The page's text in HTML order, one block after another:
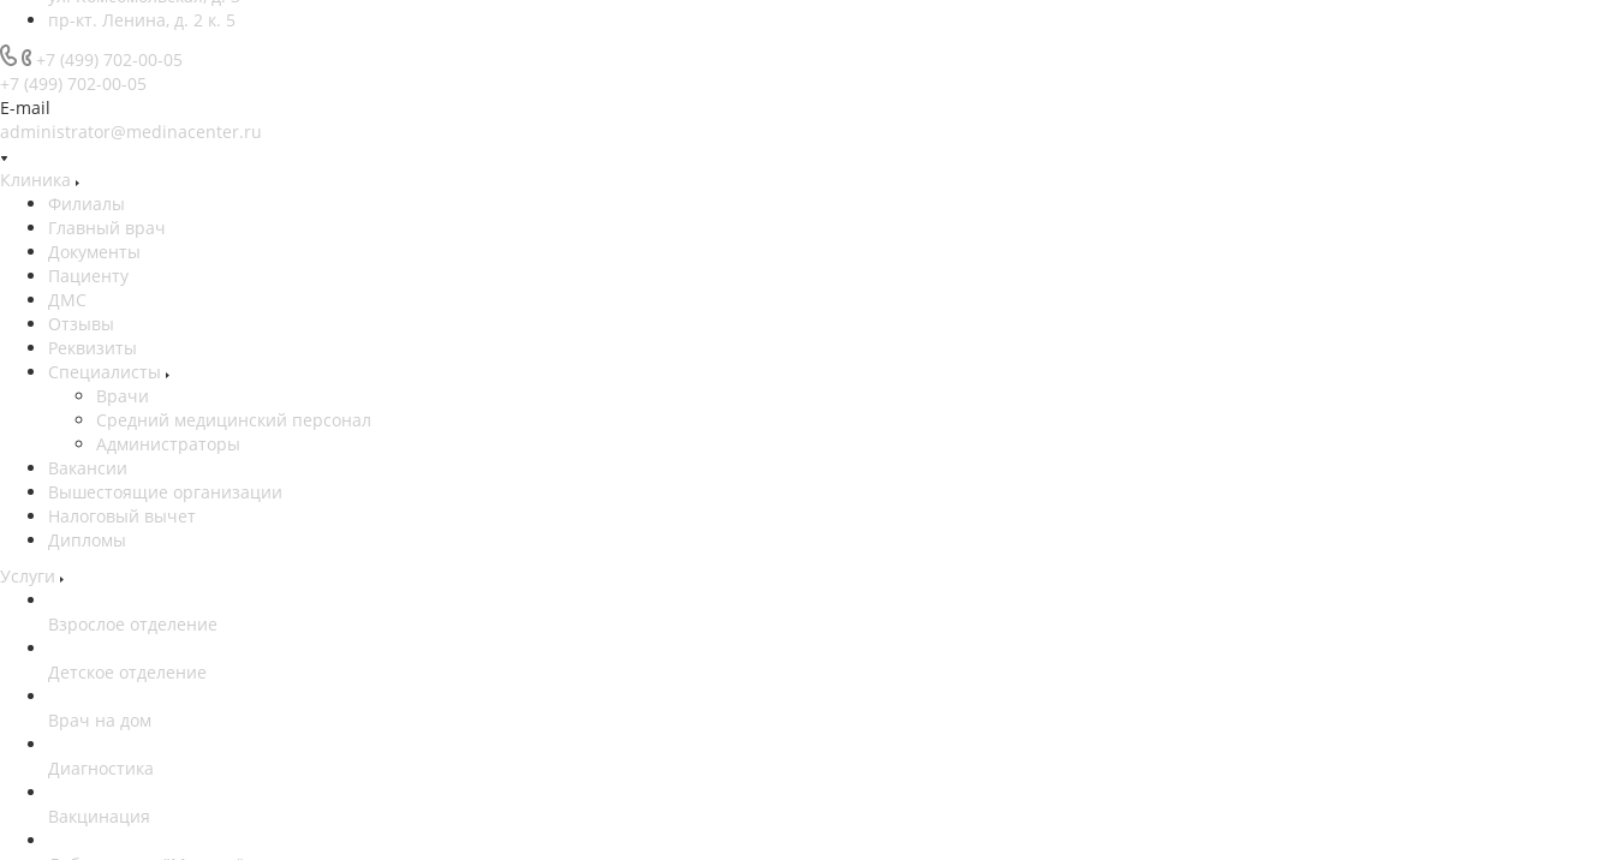
пр-кт. Ленина, д. 2 к. 5
+7 (499) 702-00-05
+7 (499) 702-00-05
E-mail
administrator@medinacenter.ru
Клиника
Филиалы
Главный врач
Документы
Пациенту
ДМС
Отзывы
Реквизиты
Специалисты
Врачи
Средний медицинский персонал
Администраторы
Вакансии
Вышестоящие организации
Налоговый вычет
Дипломы
Услуги
Взрослое отделение
Детское отделение
Врач на дом
Диагностика
Вакцинация